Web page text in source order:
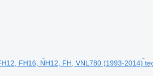
FH16, NH12, FH, VNL780 (1993-2014)